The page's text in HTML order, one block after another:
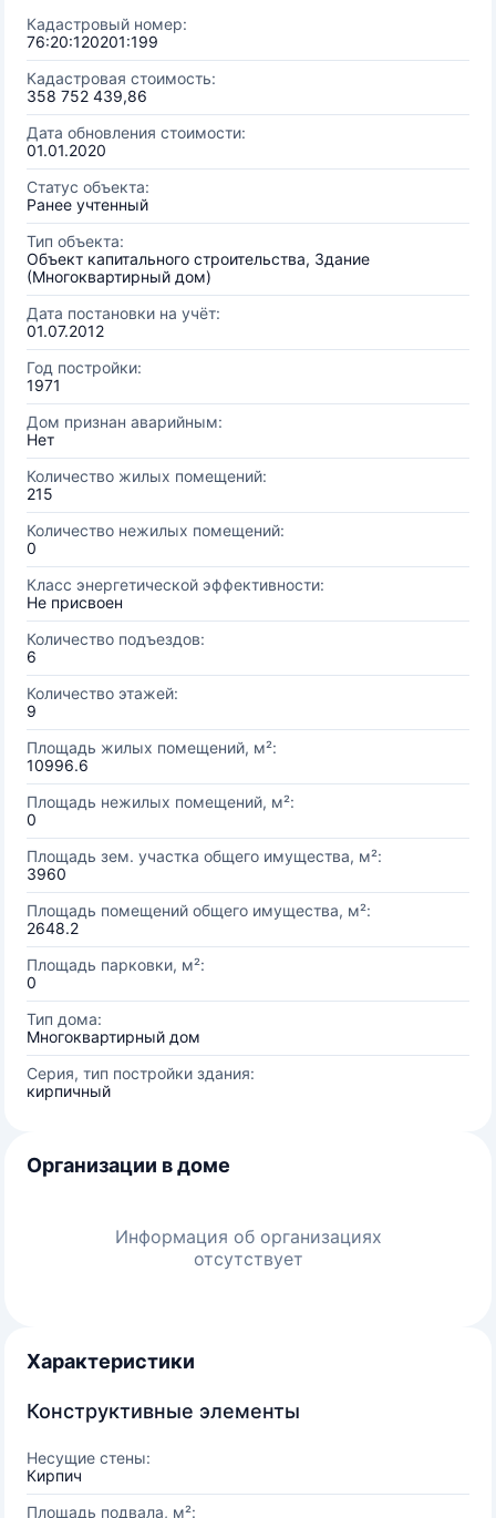
Кадастровый номер:
76:20:120201:199
Кадастровая стоимость:
358 752 439,86
Дата обновления стоимости:
01.01.2020
Статус объекта:
Ранее учтенный
Тип объекта:
Объект капитального строительства, Здание
(Многоквартирный дом)
Дата постановки на учёт:
01.07.2012
Год постройки:
1971
Дом признан аварийным:
Нет
Количество жилых помещений:
215
Количество нежилых помещений:
0
Класс энергетической эффективности:
Не присвоен
Количество подъездов:
6
Количество этажей:
9
Площадь жилых помещений, м²:
10996.6
Площадь нежилых помещений, м²:
0
Площадь зем. участка общего имущества, м²:
3960
Площадь помещений общего имущества, м²:
2648.2
Площадь парковки, м²:
0
Тип дома:
Многоквартирный дом
Серия, тип постройки здания:
кирпичный
Организации в доме
Информация об организациях
отсутствует
Характеристики
Конструктивные элементы
Несущие стены:
Кирпич
Площадь подвала, м²: